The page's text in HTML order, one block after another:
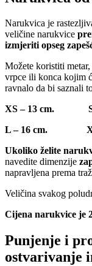
Narukvica je
veličine narukvice
izmjeriti opseg
Možete koristiti
vrpce ili konca kojim
ravnalo da bi saznali
XS – 13 cm.
L – 16 cm. XL
Ukoliko želite
navedite dimenzije
napravljena prema
Veličina svakog
Cijena narukvice je
Punjenje i
ostvarivanje